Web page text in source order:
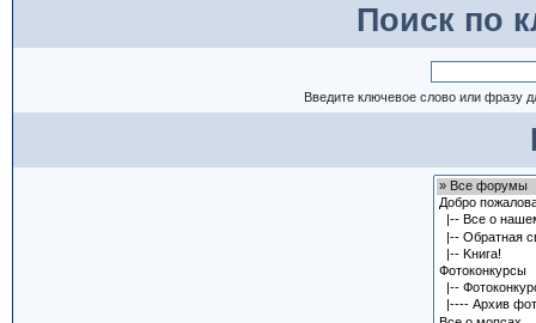
Поиск по
Введите ключевое слово или фразу